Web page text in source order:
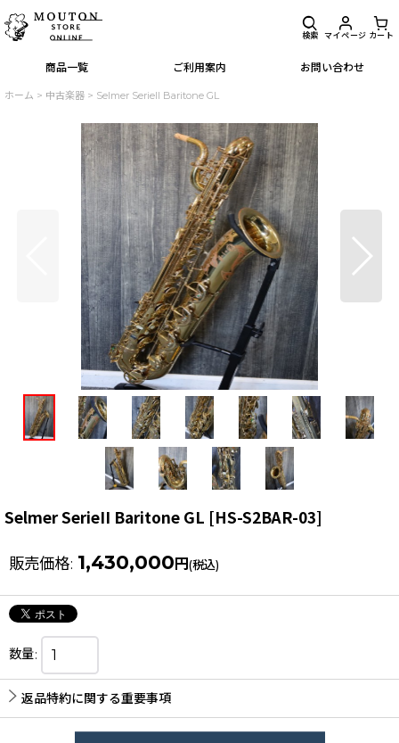
商品一覧 ご利用案内 お問い合わせ
検索 マイページ カート
ホーム > 中古楽器 > Selmer SerieII Baritone GL
Selmer SerieII Baritone GL [HS-S2BAR-03]
販売価格: 1,430,000 円(税込)
数量:
返品特約に関する重要事項